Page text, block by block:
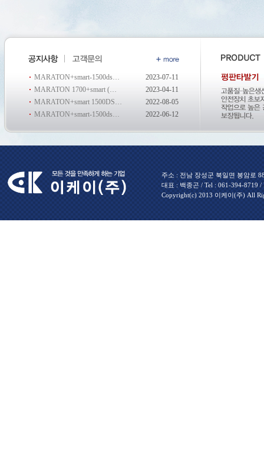
2023-07-11
MARATON+smart-1500ds…
2023-04-11
MARATON 1700+smart (…
2022-08-05
MARATON+smart 1500DS…
2022-06-12
MARATON+smart-1500ds…
주소 : 전남 장성군 북일면 봉암로
대표 : 백종곤 / Tel : 061-394-8719 /
Copyright(c) 2013 이케이(주) All